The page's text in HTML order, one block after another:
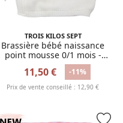
TROIS KILOS SEPT
Brassière bébé naissance
point mousse 0/1 mois -
11,50 € -11%
Prix de vente conseillé : 12,90 €